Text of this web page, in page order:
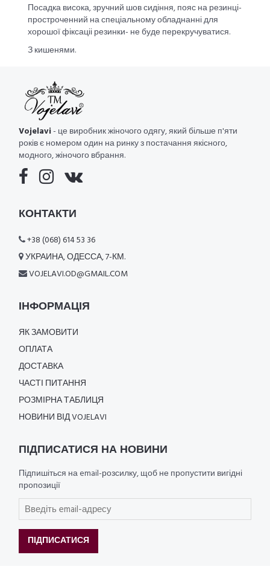
Посадка висока, зручний шов сидіння, пояс на резинці-
простроченний на спеціальному обладнанні для
хорошої фіксаціі резинки- не буде перекручуватися.
З кишенями.
Vojelavi- це виробник жіночого одягу, який більше п'яти
років є номером один на ринку з постачання якісного,
модного, жіночого вбрання.
КОНТАКТИ
+38 (068) 614 53 36
УКРАИНА, ОДЕССА, 7-КМ.
VOJELAVI.OD@GMAIL.COM
ІНФОРМАЦІЯ
ЯК ЗАМОВИТИ
ОПЛАТА
ДОСТАВКА
ЧАСТІ ПИТАННЯ
РОЗМІРНА ТАБЛИЦЯ
НОВИНИ ВІД VOJELAVI
ПІДПИСАТИСЯ НА НОВИНИ
Підпишіться на email-розсилку, щоб не пропустити вигідні
пропозиції
ПІДПИСАТИСЯ